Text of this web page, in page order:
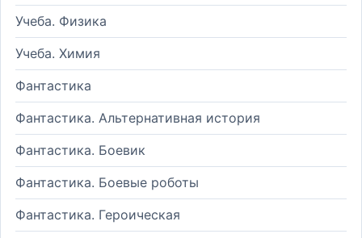
Учеба. Физика
Учеба. Химия
Фантастика
Фантастика. Альтернативная история
Фантастика. Боевик
Фантастика. Боевые роботы
Фантастика. Героическая